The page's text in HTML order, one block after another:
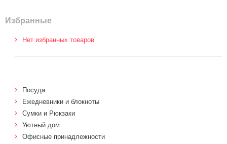
Избранные
Нет избранных товаров
Посуда
Ежедневники и блокноты
Сумки и Рюкзаки
Уютный дом
Офисные принадлежности